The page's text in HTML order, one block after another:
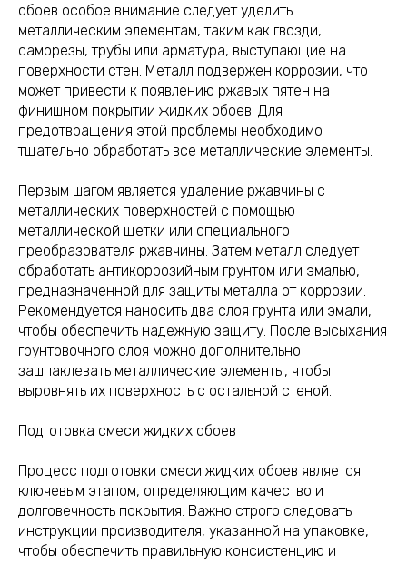
обоев особое внимание следует уделить
металлическим элементам, таким как гвозди,
саморезы, трубы или арматура, выступающие на
поверхности стен. Металл подвержен коррозии, что
может привести к появлению ржавых пятен на
финишном покрытии жидких обоев. Для
предотвращения этой проблемы необходимо
тщательно обработать все металлические элементы.
Первым шагом является удаление ржавчины с
металлических поверхностей с помощью
металлической щетки или специального
преобразователя ржавчины. Затем металл следует
обработать антикоррозийным грунтом или эмалью,
предназначенной для защиты металла от коррозии.
Рекомендуется наносить два слоя грунта или эмали,
чтобы обеспечить надежную защиту. После высыхания
грунтовочного слоя можно дополнительно
зашпаклевать металлические элементы, чтобы
выровнять их поверхность с остальной стеной.
Подготовка смеси жидких обоев
Процесс подготовки смеси жидких обоев является
ключевым этапом, определяющим качество и
долговечность покрытия. Важно строго следовать
инструкции производителя, указанной на упаковке,
чтобы обеспечить правильную консистенцию и